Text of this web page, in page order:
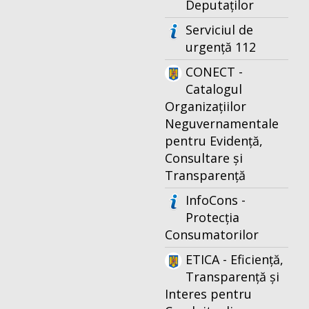
Deputaților
Serviciul de
urgență 112
CONECT -
Catalogul
Organizațiilor
Neguvernamentale
pentru Evidență,
Consultare și
Transparență
InfoCons -
Protecția
Consumatorilor
ETICA - Eficiență,
Transparență și
Interes pentru